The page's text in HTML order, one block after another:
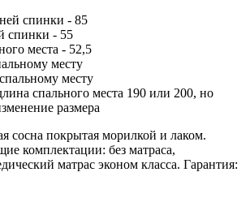
спинки - 85
спинки - 55
места - 52,5
месту
месту
спального места 190 или 200, но
размера
сосна покрытая морилкой и лаком.
комплектации: без матраса,
матрас эконом класса. Гарантия: